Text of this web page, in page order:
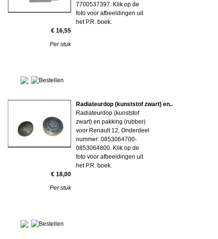
7700537397. Klik op de
foto voor afbeeldingen uit
het P.R. boek.
€ 16,55
Per stuk
Radiateurdop (kunststof zwart) en..
Radiateurdop (kunststof
zwart) en pakking (rubber)
voor Renault 12. Onderdeel
nummer: 0853064700-
0853064800. Klik op de
foto voor afbeeldingen uit
het P.R. boek.
€ 18,00
Per stuk